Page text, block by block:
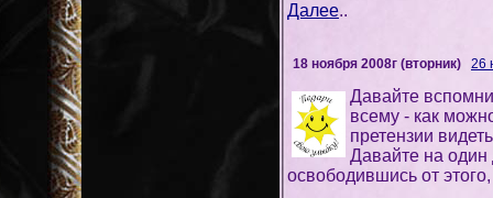
Далее..
18 ноября 2008г (вторник) 26
Давайте
всему - как
претензии
Давайте на один
освободившись от